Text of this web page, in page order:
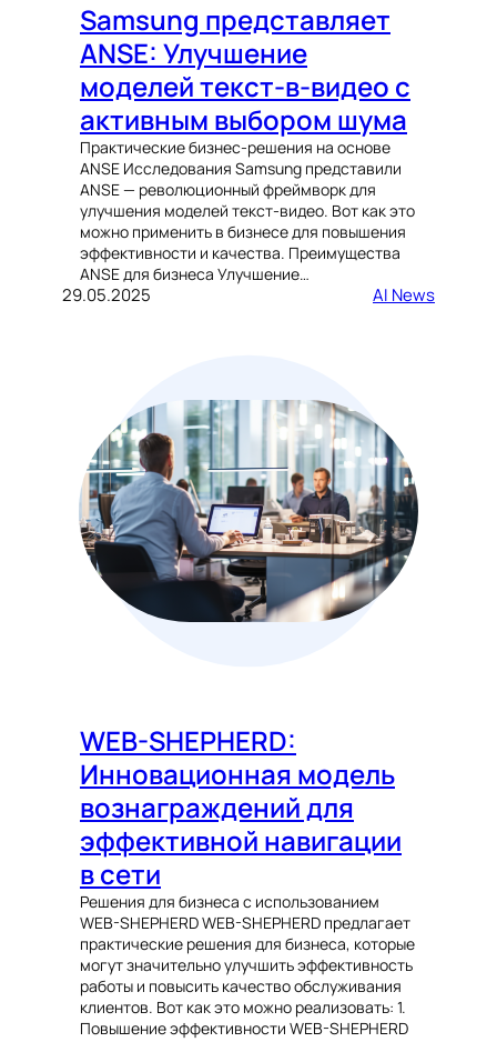
Samsung представляет
ANSE: Улучшение
моделей текст-в-видео с
активным выбором шума
Практические бизнес-решения на основе
ANSE Исследования Samsung представили
ANSE — революционный фреймворк для
улучшения моделей текст-видео. Вот как это
можно применить в бизнесе для повышения
эффективности и качества. Преимущества
ANSE для бизнеса Улучшение…
29.05.2025 AI News
WEB-SHEPHERD:
Инновационная модель
вознаграждений для
эффективной навигации
в сети
Решения для бизнеса с использованием
WEB-SHEPHERD WEB-SHEPHERD предлагает
практические решения для бизнеса, которые
могут значительно улучшить эффективность
работы и повысить качество обслуживания
клиентов. Вот как это можно реализовать: 1.
Повышение эффективности WEB-SHEPHERD